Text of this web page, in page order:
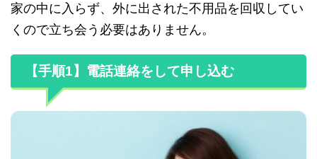
家の中に入らず、外に出された不用品を回収してい
くので立ち会う必要はありません。
【手順1】電話連絡をして申し込む